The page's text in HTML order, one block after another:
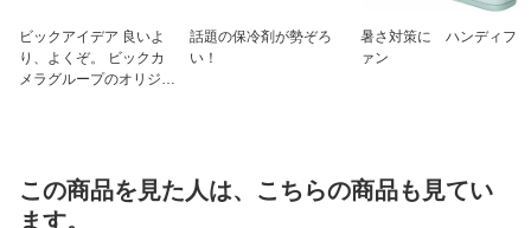
ビックアイデア 良いよ
り、よくぞ。 ビックカ
メラグループのオリジナ
話題の保冷剤が勢ぞろ
い！
暑さ対策に ハンディフ
ァン
この商品を見た人は、こちらの商品も見てい
ます。